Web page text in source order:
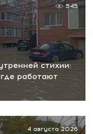
стихии:
работают
545
4 августа 2026